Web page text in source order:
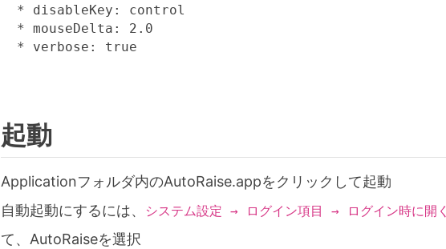
  * disableKey: control
  * mouseDelta: 2.0
  * verbose: true
起動
Applicationフォルダ内のAutoRaise.appをクリックして起動
自動起動にするには、
システム設定 → ログイン項目 → ログイン時に開く
て、AutoRaiseを選択